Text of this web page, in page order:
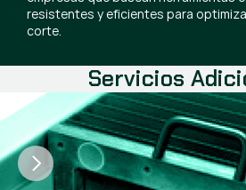
resistentes y eficientes para
corte.
Servicios